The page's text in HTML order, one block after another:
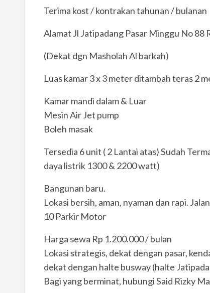
Terima kost / kontrakan tahunan / bulanan
Alamat Jl Jatipadang Pasar Minggu No 88
(Dekat dgn Masholah Al barkah)
Luas kamar 3 x 3 meter ditambah teras 2
Kamar mandi dalam & Luar
Mesin Air Jet pump
Boleh masak
Tersedia 6 unit ( 2 Lantai atas) Sudah
daya listrik 1300 & 2200 watt)
Bangunan baru.
Lokasi bersih, aman, nyaman dan rapi.
10 Parkir Motor
Harga sewa Rp 1.200.000 / bulan
Lokasi strategis, dekat dengan pasar,
dekat dengan halte busway (halte
Bagi yang berminat, hubungi Said Rizky